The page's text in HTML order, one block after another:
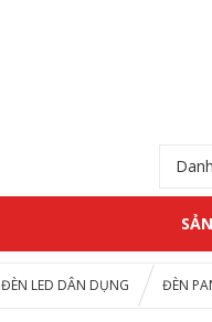
ĐÈN LED DÂN DỤNG ĐÈN